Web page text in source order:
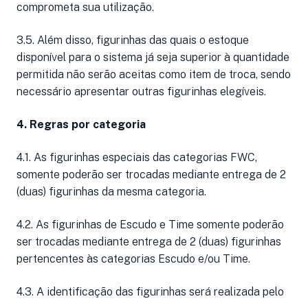
comprometa sua utilização.
3.5. Além disso, figurinhas das quais o estoque
disponível para o sistema já seja superior à quantidade
permitida não serão aceitas como item de troca, sendo
necessário apresentar outras figurinhas elegíveis.
4. Regras por categoria
4.1. As figurinhas especiais das categorias FWC,
somente poderão ser trocadas mediante entrega de 2
(duas) figurinhas da mesma categoria.
4.2. As figurinhas de Escudo e Time somente poderão
ser trocadas mediante entrega de 2 (duas) figurinhas
pertencentes às categorias Escudo e/ou Time.
4.3. A identificação das figurinhas será realizada pelo